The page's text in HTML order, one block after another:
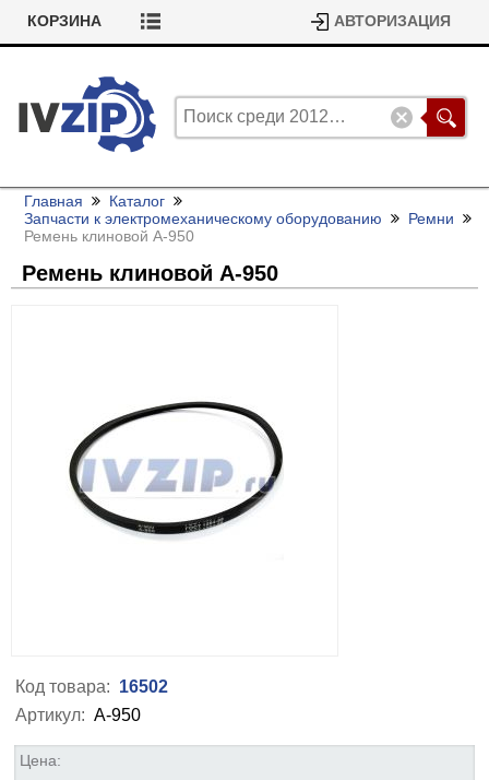
КОРЗИНА АВТОРИЗАЦИЯ
Главная
Каталог
Запчасти к электромеханическому оборудованию
Ремни
Ремень клиновой А-950
Ремень клиновой А-950
Код товара: 16502
Артикул: А-950
Цена: